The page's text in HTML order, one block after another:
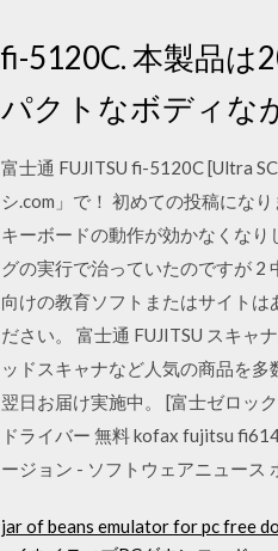
fi-5120C. 本製品は
パクトなボディな
富士通 FUJITSU fi-5120C [Ultra
シ.com」で！ 初めての投稿にな
キーボードの動作が効かなくな
グの実行で治っていたのですが 2
向けの教育ソフトまたはサイトは
ださい。 富士通 FUJITSU スキャ
ッドスキャナなど人気の商品を
翌日お届け実施中。 [富士ゼロッ
ドライバー 無料 kofax fujitsu
ージョン - ソフトウェアニュース
jar of beans emulator for pc free